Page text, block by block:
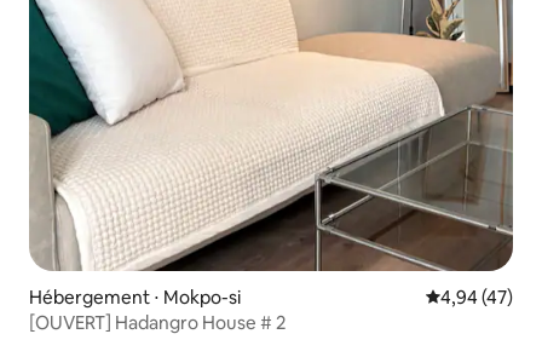
Hébergement ⋅ Mokpo-si Évaluation
4,94 (47)
[OUVERT] Hadangro House # 2